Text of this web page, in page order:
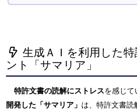
生成ＡＩを利用した
ント「サマリア」
特許文書の読解にストレスを感じて
開発した「サマリア」 は、特許文書読